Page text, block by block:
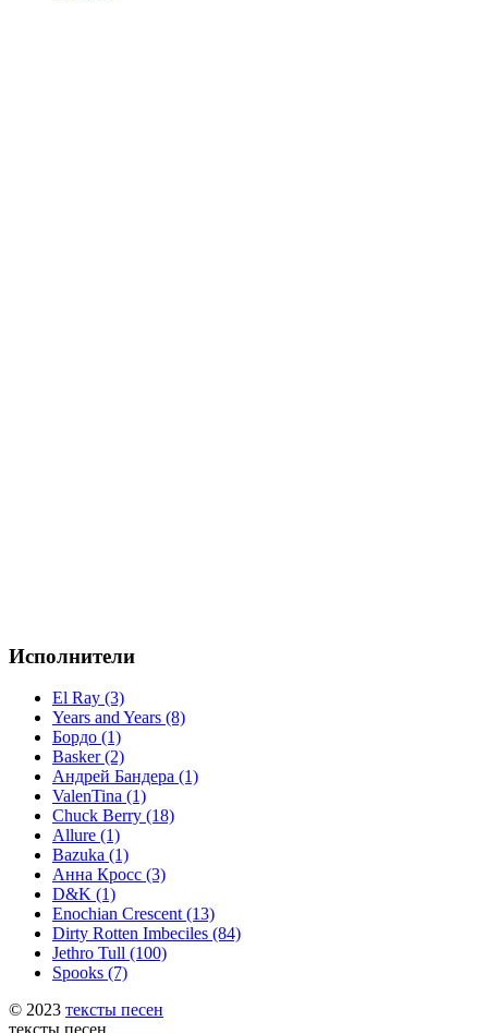
Исполнители
El Ray (3)
Years and Years (8)
Бордо (1)
Basker (2)
Андрей Бандера (1)
ValenTina (1)
Chuck Berry (18)
Allure (1)
Bazuka (1)
Анна Кросс (3)
D&K (1)
Enochian Crescent (13)
Dirty Rotten Imbeciles (84)
Jethro Tull (100)
Spooks (7)
© 2023 тексты песен